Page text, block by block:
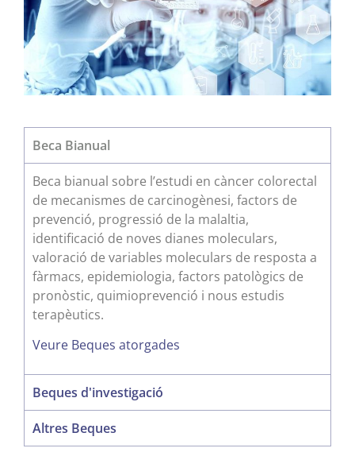
Beca Bianual
Beca bianual sobre l’estudi en càncer colorectal
de mecanismes de carcinogènesi, factors de
prevenció, progressió de la malaltia,
identificació de noves dianes moleculars,
valoració de variables moleculars de resposta a
fàrmacs, epidemiologia, factors patològics de
pronòstic, quimioprevenció i nous estudis
terapèutics.
Veure Beques atorgades
Beques d'investigació
Altres Beques